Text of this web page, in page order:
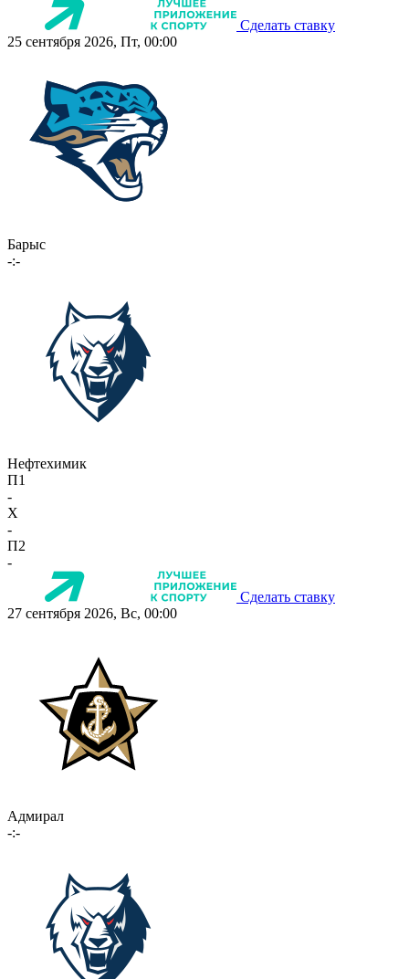
Сделать ставку
25 сентября 2026, Пт, 00:00
Барыс
-:-
Нефтехимик
П1
-
X
-
П2
-
Сделать ставку
27 сентября 2026, Вс, 00:00
Адмирал
-:-